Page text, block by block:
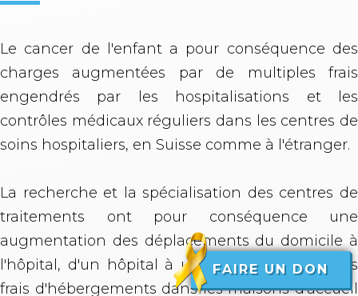
Le cancer de l'enfant a pour conséquence des
charges augmentées par de multiples frais
engendrés par les hospitalisations et les
contrôles médicaux réguliers dans les centres de
soins hospitaliers, en Suisse comme à l'étranger.
La recherche et la spécialisation des centres de
traitements ont pour conséquence une
augmentation des déplacements du domicile à
l'hôpital, d'un hôpital à un autre, ainsi que des
frais d'hébergements dans les maisons d'accueil
FAIRE UN DON